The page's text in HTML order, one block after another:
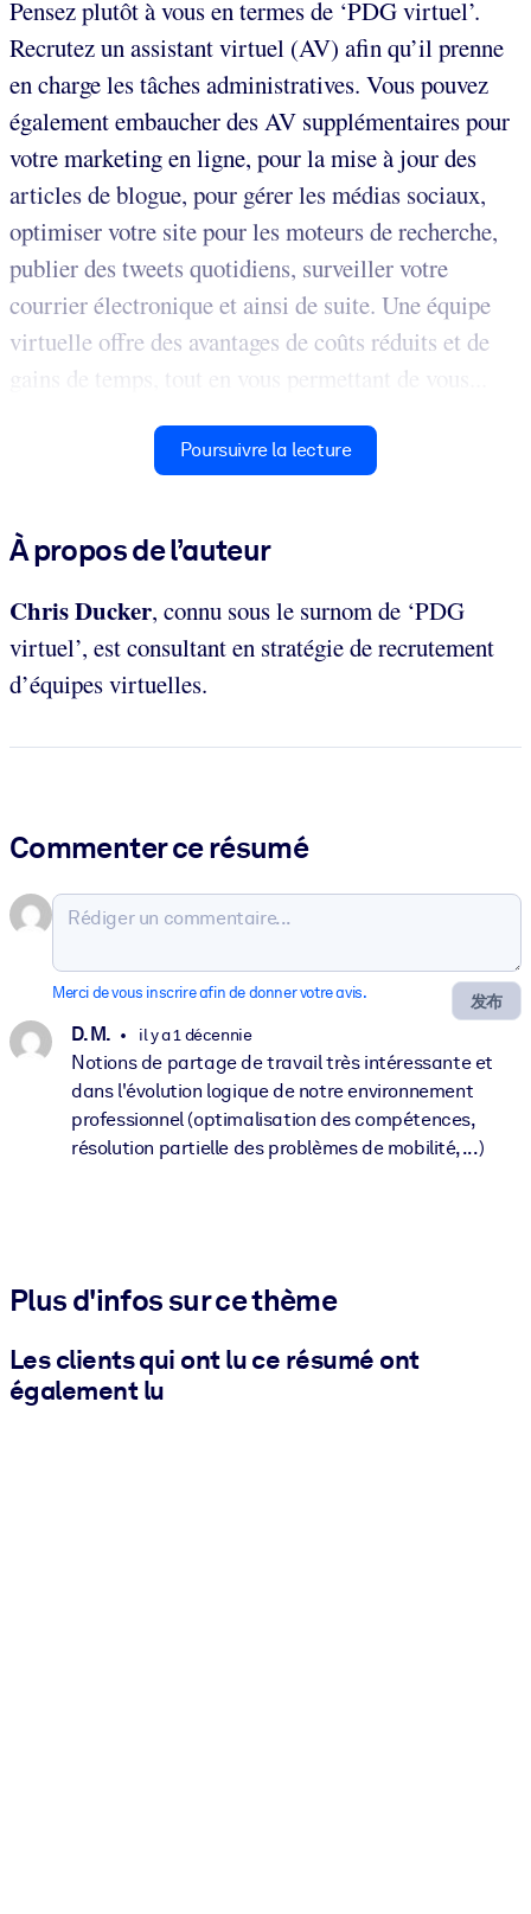
Pensez plutôt à vous en termes de ‘PDG virtuel’.
Recrutez un assistant virtuel (AV) afin qu’il prenne
en charge les tâches administratives. Vous pouvez
également embaucher des AV supplémentaires pour
votre marketing en ligne, pour la mise à jour des
articles de blogue, pour gérer les médias sociaux,
optimiser votre site pour les moteurs de recherche,
publier des tweets quotidiens, surveiller votre
courrier électronique et ainsi de suite. Une équipe
virtuelle offre des avantages de coûts réduits et de
gains de temps, tout en vous permettant de vous...
Poursuivre la lecture
À propos de l’auteur
Chris Ducker, connu sous le surnom de ‘PDG
virtuel’, est consultant en stratégie de recrutement
d’équipes virtuelles.
Commenter ce résumé
发布
Merci de vous inscrire afin de donner votre avis.
D. M. il y a 1 décennie
Notions de partage de travail très intéressante et
dans l'évolution logique de notre environnement
professionnel (optimalisation des compétences,
résolution partielle des problèmes de mobilité, ...)
Plus d'infos sur ce thème
Les clients qui ont lu ce résumé ont
également lu